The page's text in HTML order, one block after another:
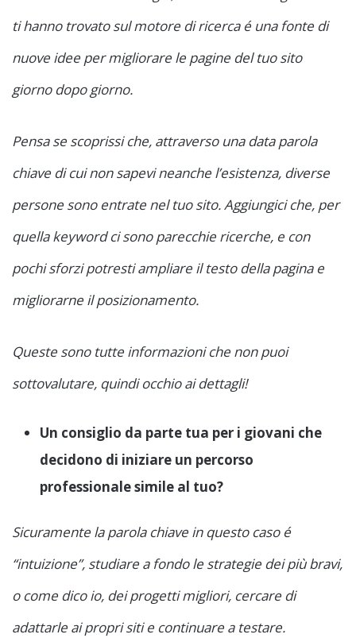
ti hanno trovato sul motore di ricerca é una fonte di
nuove idee per migliorare le pagine del tuo sito
giorno dopo giorno.
Pensa se scoprissi che, attraverso una data parola
chiave di cui non sapevi neanche l’esistenza, diverse
persone sono entrate nel tuo sito. Aggiungici che, per
quella keyword ci sono parecchie ricerche, e con
pochi sforzi potresti ampliare il testo della pagina e
migliorarne il posizionamento.
Queste sono tutte informazioni che non puoi
sottovalutare, quindi occhio ai dettagli!
Un consiglio da parte tua per i giovani che
decidono di iniziare un percorso
professionale simile al tuo?
Sicuramente la parola chiave in questo caso é
“intuizione”, studiare a fondo le strategie dei più bravi,
o come dico io, dei progetti migliori, cercare di
adattarle ai propri siti e continuare a testare.